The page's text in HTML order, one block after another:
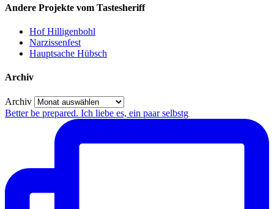
Andere Projekte vom Tastesheriff
Hof Hilligenbohl
Narzissenfest
Hauptsache Hübsch
Archiv
Archiv
Better be prepared. Ich liebe es, ein paar selbstg